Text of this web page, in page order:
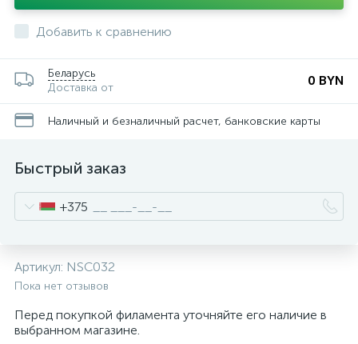
Добавить к сравнению
Беларусь
Доставка от
0 BYN
Наличный и безналичный расчет, банковские карты
Быстрый заказ
+375
Артикул: NSC032
Пока нет отзывов
Перед покупкой филамента уточняйте его наличие в
выбранном магазине.